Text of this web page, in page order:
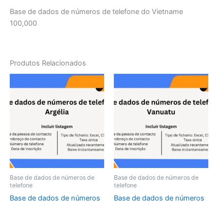
Base de dados de números de telefone do Vietname
100,000
Produtos Relacionados
Base de dados de números de
telefone
Base de dados de números
Base de dados de números de
telefone
Base de dados de números